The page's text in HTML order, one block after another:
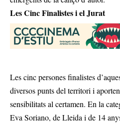
Les Cinc Finalistes i el Jurat
Les cinc persones finalistes
diversos punts del territori i
sensibilitats al certamen. En la
Eva Soriano, de Lleida i de 14